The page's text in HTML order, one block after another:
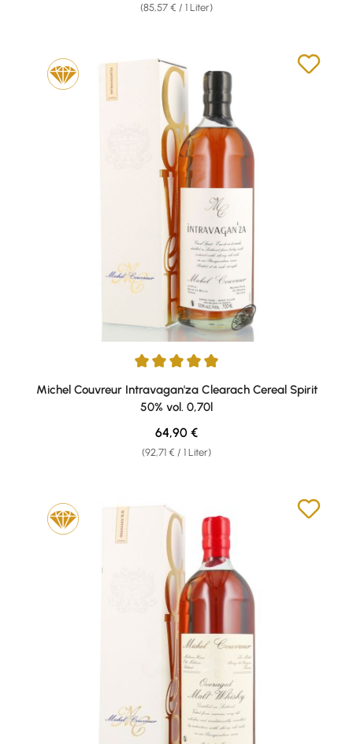
(85,57 € / 1 Liter)
Durchschnittliche Bewertung von 5 von 5 Sternen
Michel Couvreur Intravagan'za Clearach Cereal Spirit
50% vol. 0,70l
(92,71 € / 1 Liter)
Regulärer Preis:
64,90 €